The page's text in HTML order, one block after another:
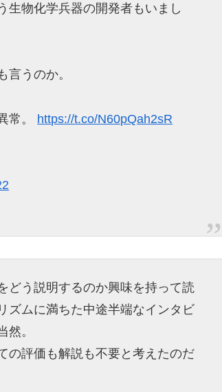
生物化学兵器の開発者もいまし
うのか。
常。 https://t.co/N60pQah2sR
どう説明するのか興味を持って読
ズムに満ちた中途半端なインタビ
然。
の評価も解説も不要と考えたのだ